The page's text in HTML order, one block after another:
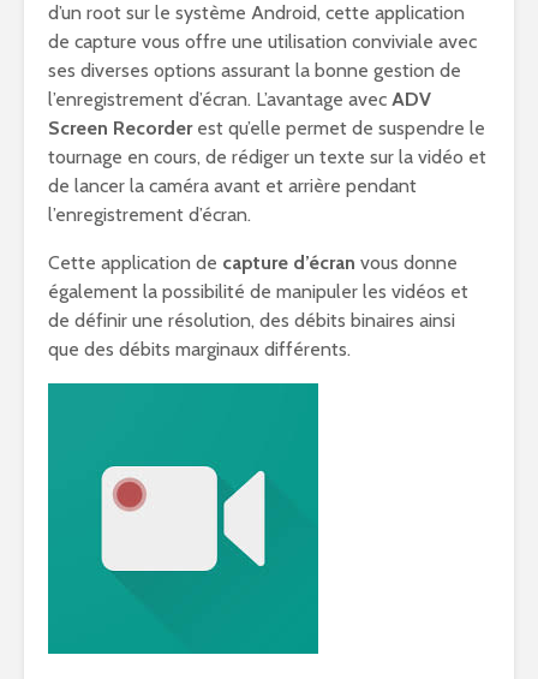
d’un root sur le système Android, cette application
de capture vous offre une utilisation conviviale avec
ses diverses options assurant la bonne gestion de
l’enregistrement d’écran. L’avantage avec ADV
Screen Recorderest qu’elle permet de suspendre le
tournage en cours, de rédiger un texte sur la vidéo et
de lancer la caméra avant et arrière pendant
l’enregistrement d’écran.
Cette application de capture d’écran vous donne
également la possibilité de manipuler les vidéos et
de définir une résolution, des débits binaires ainsi
que des débits marginaux différents.